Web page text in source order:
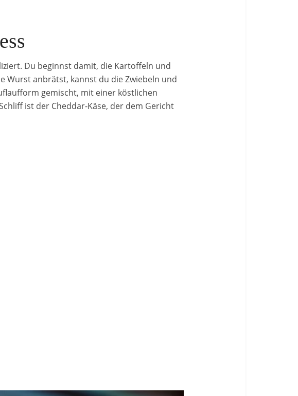
Du beginnst damit, die Kartoffeln und
Wurst anbrätst, kannst du die Zwiebeln und
gemischt, mit einer köstlichen
ist der Cheddar-Käse, der dem Gericht